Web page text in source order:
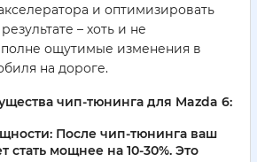
и оптимизировать
– хоть и не
ощутимые изменения в
на дороге.
чип-тюнинга для Mazda 6:
После чип-тюнинга ваш
стать мощнее на 10-30%. Это